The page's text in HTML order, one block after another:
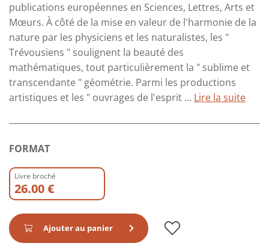
publications européennes en Sciences, Lettres, Arts et
Mœurs. À côté de la mise en valeur de l'harmonie de la
nature par les physiciens et les naturalistes, les "
Trévousiens " soulignent la beauté des
mathématiques, tout particulièrement la " sublime et
transcendante " géométrie. Parmi les productions
artistiques et les " ouvrages de l'esprit ... Lire la suite
FORMAT
Livre broché
26.00 €
Ajouter au panier